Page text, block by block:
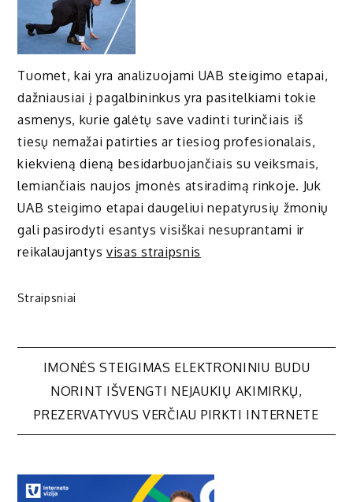
Tuomet, kai yra analizuojami UAB steigimo etapai,
dažniausiai į pagalbininkus yra pasitelkiami tokie
asmenys, kurie galėtų save vadinti turinčiais iš
tiesų nemažai patirties ar tiesiog profesionalais,
kiekvieną dieną besidarbuojančiais su veiksmais,
lemiančiais naujos įmonės atsiradimą rinkoje. Juk
UAB steigimo etapai daugeliui nepatyrusių žmonių
gali pasirodyti esantys visiškai nesuprantami ir
reikalaujantys visas straipsnis
Straipsniai
Navigacija
tarp
įrašų
IMONĖS STEIGIMAS ELEKTRONINIU BUDU
NORINT IŠVENGTI NEJAUKIŲ AKIMIRKŲ,
PREZERVATYVUS VERČIAU PIRKTI INTERNETE